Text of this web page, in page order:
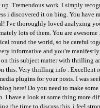
Tremendous work. I simply
i discovered it on bing. You have
I've thoroughly loved analyzing
lots of them. You are awesome
round the world, so be careful
informative and you're
this subject matter with thrilling
this. Very thrilling info . Excellent
plugins for your posts. I was
here! Do you need to make
I have a look at some thing more
the time to discuss this, i feel